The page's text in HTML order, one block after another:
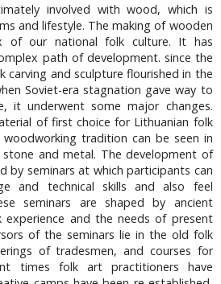
involved with wood, which is
and lifestyle. The making of wooden
of our national folk culture. It has
path of development. since the
carving and sculpture flourished in the
Soviet-era stagnation gave way to
it underwent some major changes.
of first choice for Lithuanian folk
tradition can be seen in
and metal. The development of
by seminars at which participants can
and technical skills and also feel
seminars are shaped by ancient
experience and the needs of present
of the seminars lie in the old folk
of tradesmen, and courses for
times folk art practitioners have